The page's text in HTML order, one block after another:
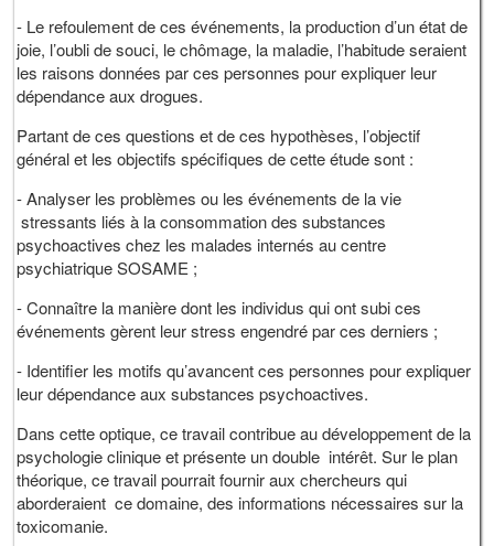
- Le refoulement de ces événements, la production d’un état de
joie, l’oubli de souci, le chômage, la maladie, l’habitude seraient
les raisons données par ces personnes pour expliquer leur
dépendance aux drogues.
Partant de ces questions et de ces hypothèses, l’objectif
général et les objectifs spécifiques de cette étude sont :
- Analyser les problèmes ou les événements de la vie
stressants liés à la consommation des substances
psychoactives chez les malades internés au centre
psychiatrique SOSAME ;
- Connaître la manière dont les individus qui ont subi ces
événements gèrent leur stress engendré par ces derniers ;
- Identifier les motifs qu’avancent ces personnes pour expliquer
leur dépendance aux substances psychoactives.
Dans cette optique, ce travail contribue au développement de la
psychologie clinique et présente un double intérêt. Sur le plan
théorique, ce travail pourrait fournir aux chercheurs qui
aborderaient ce domaine, des informations nécessaires sur la
toxicomanie.